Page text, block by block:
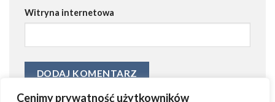
Cenimy prywatność użytkowników
Witryna internetowa